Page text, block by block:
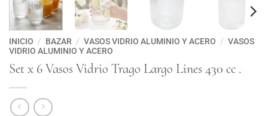
INICIO / BAZAR / VASOS VIDRIO ALUMINIO Y ACERO / VASOS
VIDRIO ALUMINIO Y ACERO
Set x 6 Vasos Vidrio Trago Largo Lines 430 cc .